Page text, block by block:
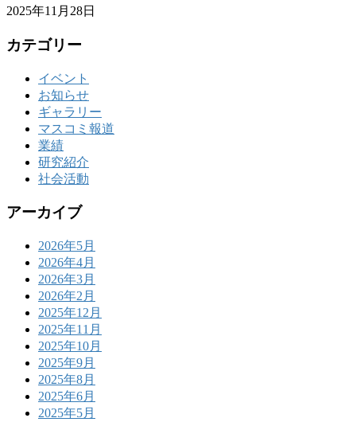
2025年11月28日
カテゴリー
イベント
お知らせ
ギャラリー
マスコミ報道
業績
研究紹介
社会活動
アーカイブ
2026年5月
2026年4月
2026年3月
2026年2月
2025年12月
2025年11月
2025年10月
2025年9月
2025年8月
2025年6月
2025年5月